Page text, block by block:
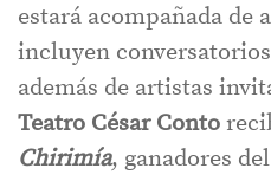
estará acompañada de
incluyen
además de artistas
Teatro César Conto
Chirimía, ganadores del